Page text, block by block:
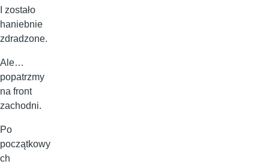
I zostało
haniebnie
zdradzone.
Ale…
popatrzmy
na front
zachodni.
Po
początkowy
ch